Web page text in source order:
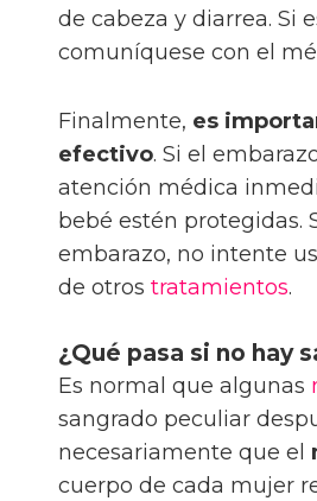
de cabeza y diarrea. Si
comuníquese con el
Finalmente, es
efectivo. Si el
atención médica
bebé estén protegidas.
embarazo, no intente
de otros tratamientos.
¿Qué pasa si no hay
Es normal que algunas
sangrado peculiar
necesariamente que el
cuerpo de cada mujer